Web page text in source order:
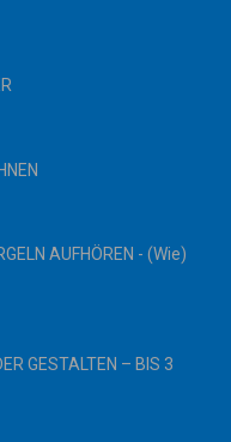
AUFHÖREN - (Wie)
GESTALTEN – BIS 3